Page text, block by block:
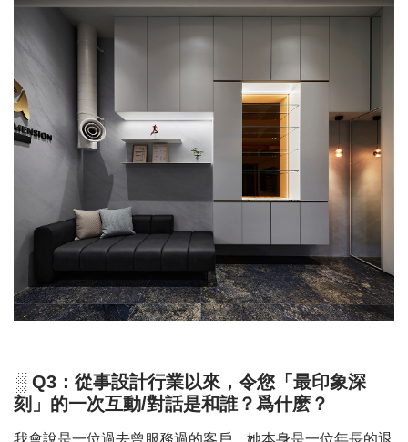
░ Q3：從事設計行業以來，令您「最印象深
刻」的一次互動/對話是和誰？爲什麽？